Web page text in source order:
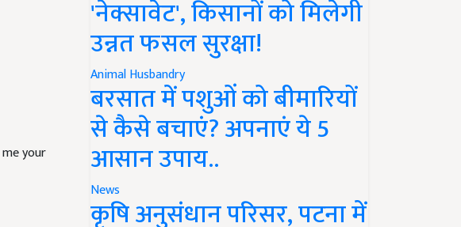
me your
'नेक्सावेट', किसानों को मिलेगी
उन्नत फसल सुरक्षा!
Animal Husbandry
बरसात में पशुओं को बीमारियों
से कैसे बचाएं? अपनाएं ये 5
आसान उपाय..
News
कृषि अनुसंधान परिसर, पटना में